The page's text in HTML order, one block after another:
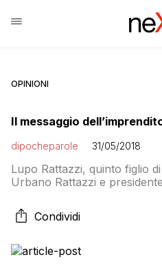
OPINIONI
Il messaggio
dipocheparole 31/05/2018
Lupo Rattazzi, quinto figlio
Urbano Rattazzi e
biografia), compra oggi una
una lettera aperta a Matteo
[…]
Condividi